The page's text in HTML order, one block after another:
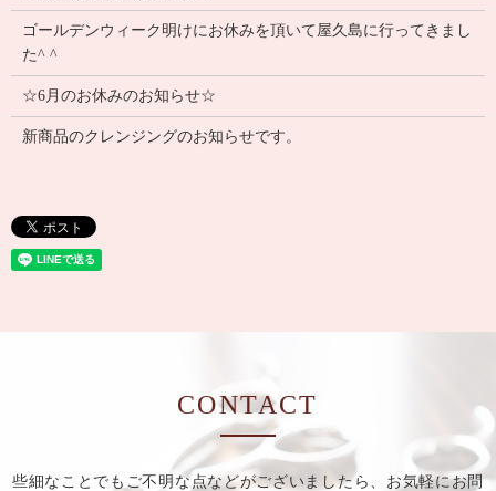
ゴールデンウィーク明けにお休みを頂いて屋久島に行ってきまし
た^ ^
☆6月のお休みのお知らせ☆
新商品のクレンジングのお知らせです。
CONTACT
些細なことでもご不明な点などがございましたら、お気軽にお問